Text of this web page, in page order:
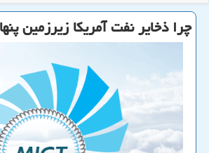
چرا ذخایر نفت آمریكا زیرزمین